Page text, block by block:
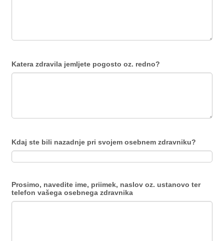
Katera zdravila jemljete pogosto oz. redno?
Kdaj ste bili nazadnje pri svojem osebnem zdravniku?
Prosimo, navedite ime, priimek, naslov oz. ustanovo ter
telefon vašega osebnega zdravnika